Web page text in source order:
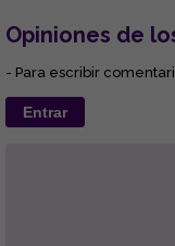
Opiniones de
- Para escribir
Entrar